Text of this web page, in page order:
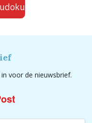
voor de nieuwsbrief.